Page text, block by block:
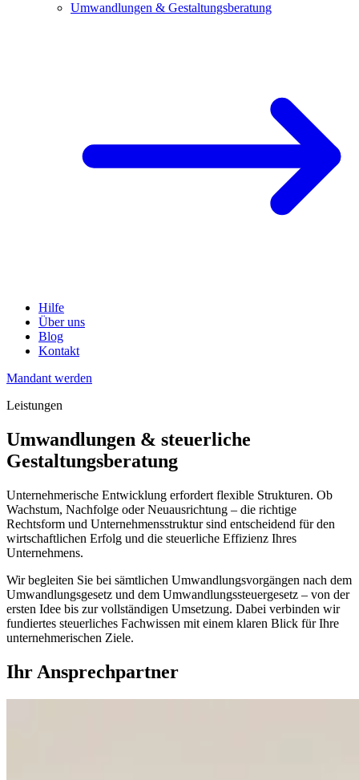
Umwandlungen & Gestaltungsberatung
Hilfe
Über uns
Blog
Kontakt
Mandant werden
Leistungen
Umwandlungen & steuerliche
Gestaltungsberatung
Unternehmerische Entwicklung erfordert flexible Strukturen. Ob
Wachstum, Nachfolge oder Neuausrichtung – die richtige
Rechtsform und Unternehmensstruktur sind entscheidend für den
wirtschaftlichen Erfolg und die steuerliche Effizienz Ihres
Unternehmens.
Wir begleiten Sie bei sämtlichen Umwandlungsvorgängen nach dem
Umwandlungsgesetz und dem Umwandlungssteuergesetz – von der
ersten Idee bis zur vollständigen Umsetzung. Dabei verbinden wir
fundiertes steuerliches Fachwissen mit einem klaren Blick für Ihre
unternehmerischen Ziele.
Ihr Ansprechpartner